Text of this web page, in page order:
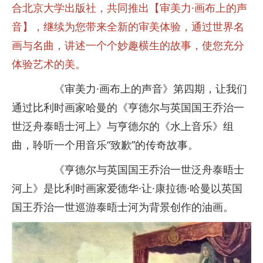
合北京大学出版社，共同推出【审美力·画布上的声
音】，继续为您带来全新的审美体验，通过世界名
画与名曲，讲述一个个妙趣横生的故事，使您充分
体验艺术的美。
《审美力·画布上的声音》第四期，让我们
通过比利时画家哈曼的《亨德尔与英国国王乔治一
世泛舟泰晤士河上》与亨德尔的《水上音乐》组
曲，聆听一个用音乐“致歉”的传奇故事。
《亨德尔与英国国王乔治一世泛舟泰晤士
河上》是比利时画家爱德华·让·康拉德·哈曼以英国
国王乔治一世巡游泰晤士河为背景创作的油画。